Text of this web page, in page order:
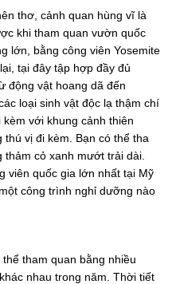
thơ, cảnh quan hùng vĩ là
khi tham quan vườn quốc
lớn, bằng công viên Yosemite
tại đây tập hợp đầy đủ
động vật hoang dã đến
loại sinh vật độc lạ thậm chí
với khung cảnh thiên
vị đi kèm. Bạn có thể tha
cỏ xanh mướt trải dài.
viên quốc gia lớn nhất tại Mỹ
công trình nghỉ dưỡng nào
tham quan bằng nhiều
nhau trong năm. Thời tiết